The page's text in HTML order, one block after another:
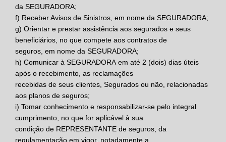
da SEGURADORA;
f) Receber Avisos de Sinistros, em nome da SEGURADORA;
g) Orientar e prestar assistência aos segurados e seus
beneficiários, no que compete aos contratos de
seguros, em nome da SEGURADORA;
h) Comunicar à SEGURADORA em até 2 (dois) dias úteis
após o recebimento, as reclamações
recebidas de seus clientes, Segurados ou não, relacionadas
aos planos de seguros;
i) Tomar conhecimento e responsabilizar-se pelo integral
cumprimento, no que for aplicável à sua
condição de REPRESENTANTE de seguros, da
regulamentação em vigor, notadamente a